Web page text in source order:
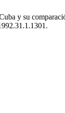
y su